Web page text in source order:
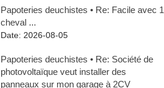
Papoteries deuchistes • Re: Facile avec 1
cheval ...
Date: 2026-08-05
Papoteries deuchistes • Re: Société de
photovoltaïque veut installer des
panneaux sur mon garage à 2CV